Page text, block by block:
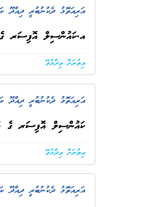
އަރިއަތޮޅު ދެކުނުބުރީ ދިއްދޫ
އ.ކައުންސިލް އޮފިސަރ
އިތުރަށް ވިދާޅުވޭ
އަރިއަތޮޅު ދެކުނުބުރީ ދިއްދޫ
ކައުންސިލް އޮފިސަރ ގެ
އިތުރަށް ވިދާޅުވޭ
އަރިއަތޮޅު ދެކުނުބުރީ ދިއްދޫ